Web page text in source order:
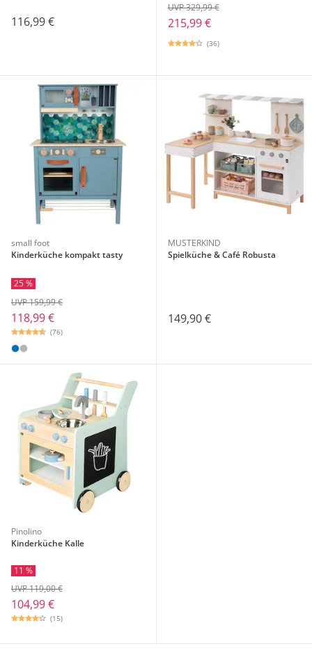
116,99 € 215,99 €
UVP 329,99 €
(36)
small foot
Kinderküche kompakt tasty
25 %
118,99 €
UVP 159,99 €
(76)
MUSTERKIND
Spielküche & Café Robusta
149,90 €
Pinolino
Kinderküche Kalle
11 %
104,99 €
UVP 119,00 €
(15)